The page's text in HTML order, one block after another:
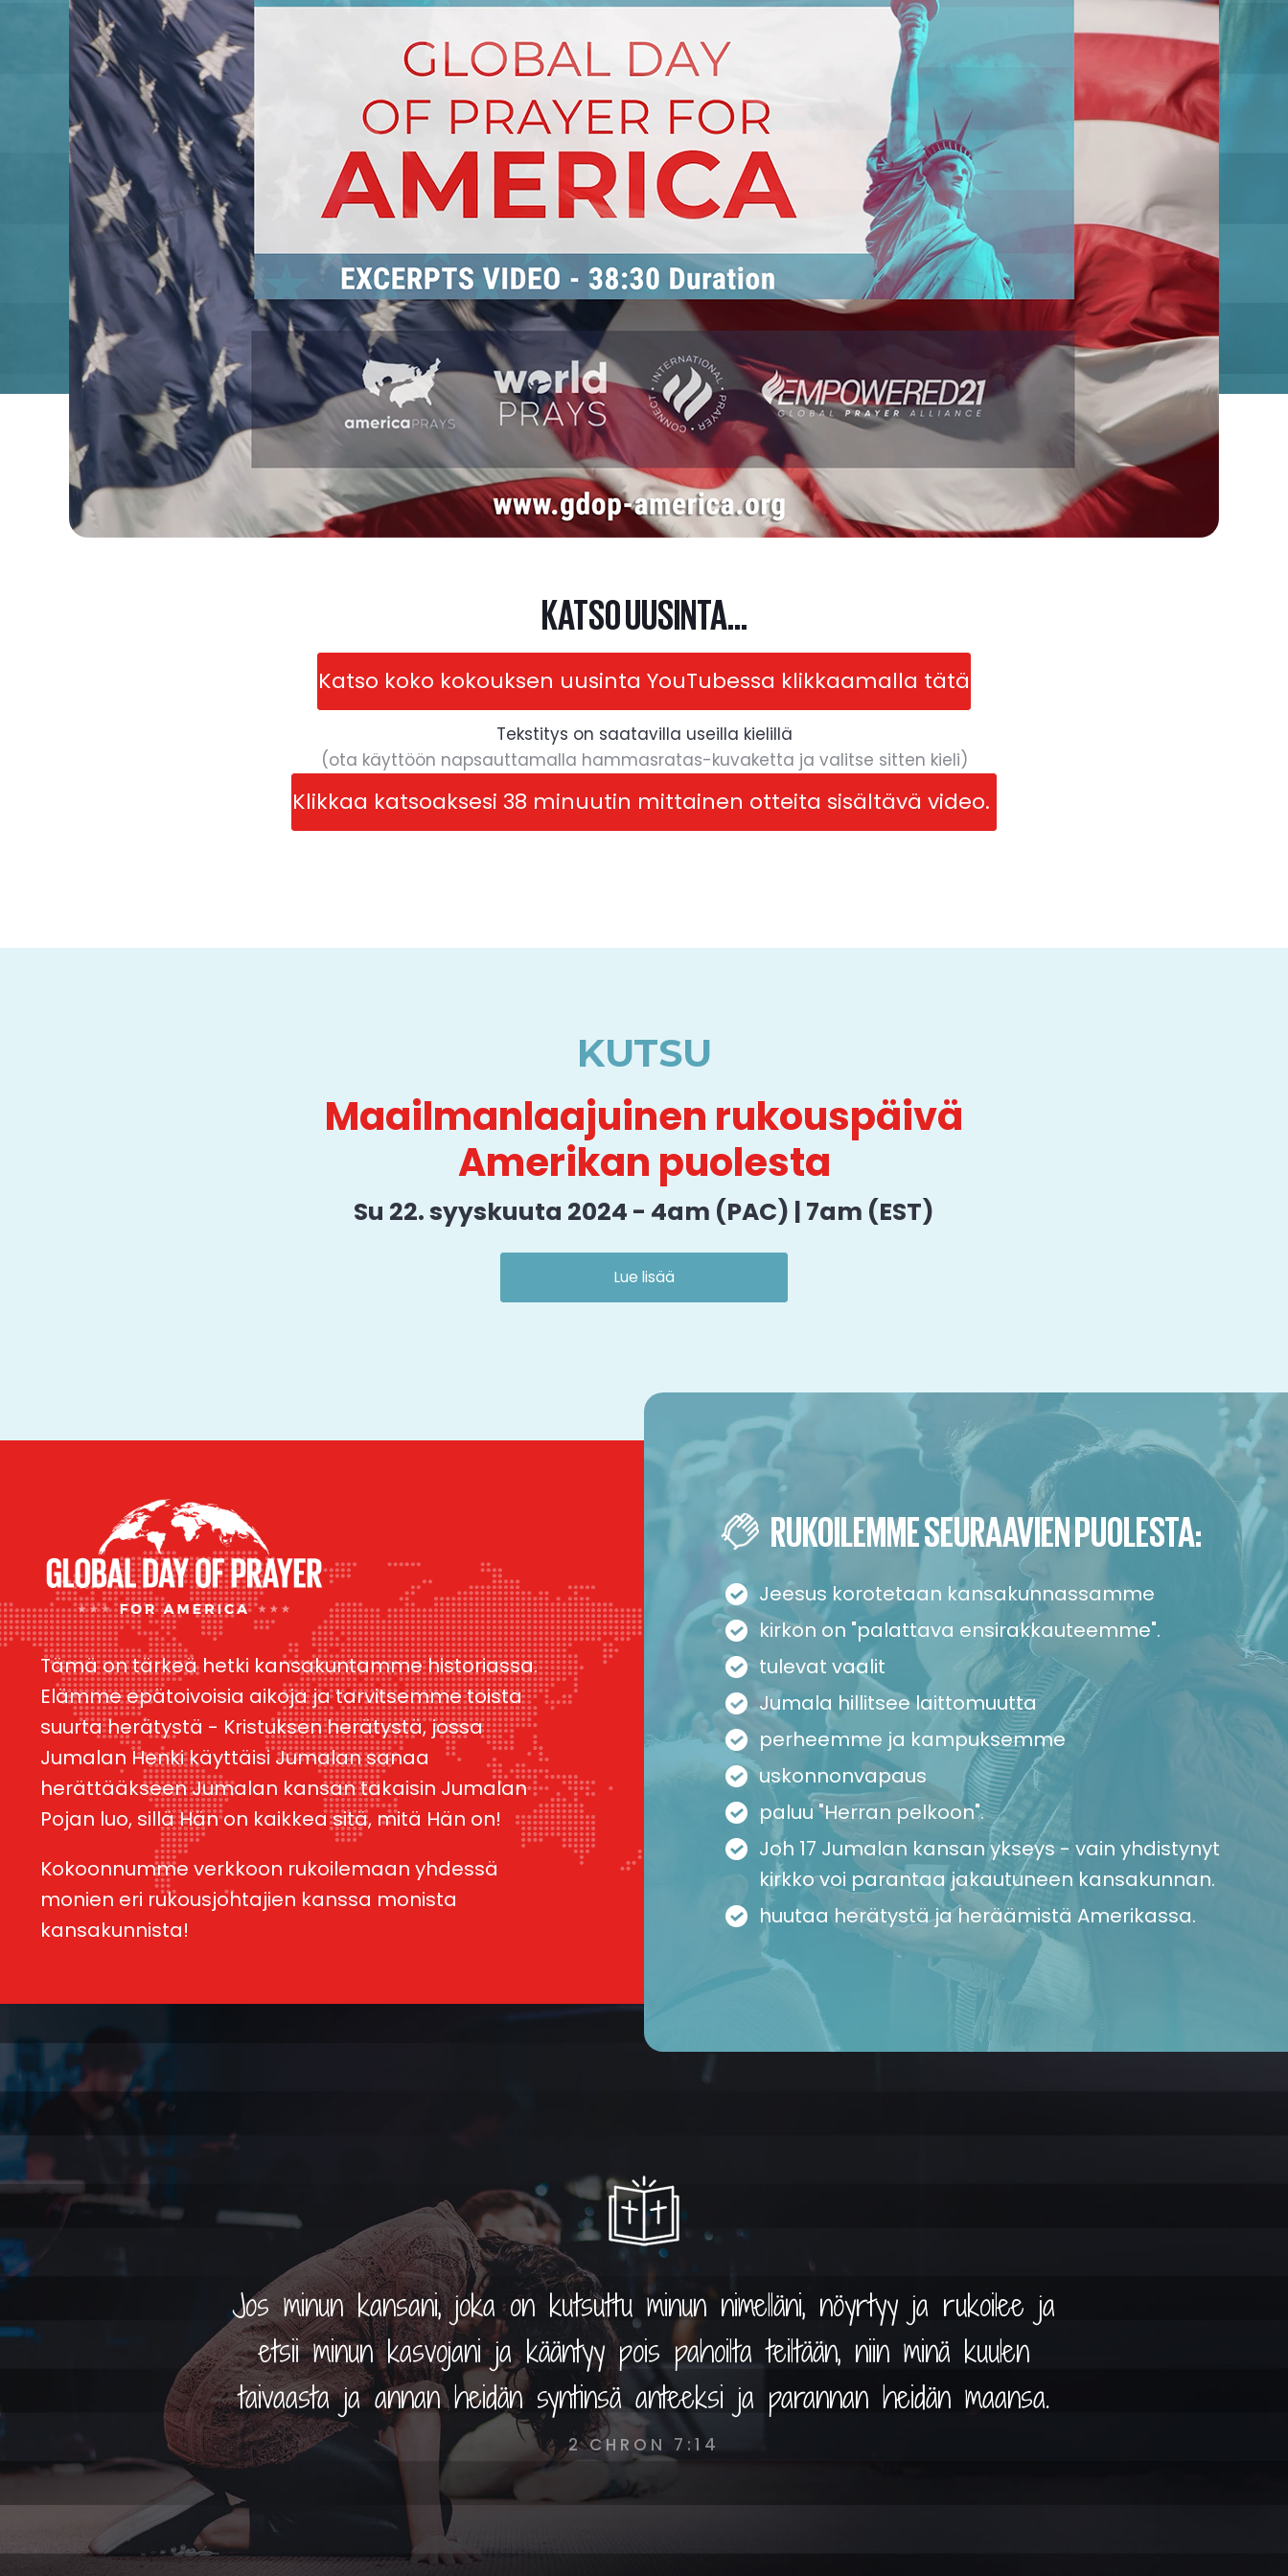
KATSO UUSINTA...
Katso koko kokouksen uusinta YouTubessa klikkaamalla tätä
Tekstitys on saatavilla useilla kielillä
(ota käyttöön napsauttamalla hammasratas-kuvaketta ja valitse sitten kieli)
Klikkaa katsoaksesi 38 minuutin mittainen otteita sisältävä video.
KUTSU
Maailmanlaajuinen rukouspäivä
Amerikan puolesta
Su 22. syyskuuta 2024 - 4am (PAC) | 7am (EST)
Lue lisää
Tämä on tärkeä hetki kansakuntamme historiassa.
Elämme epätoivoisia aikoja ja tarvitsemme toista
suurta herätystä - Kristuksen herätystä, jossa
Jumalan Henki käyttäisi Jumalan sanaa
herättääkseen Jumalan kansan takaisin Jumalan
Pojan luo, sillä Hän on kaikkea sitä, mitä Hän on!
Kokoonnumme verkkoon rukoilemaan yhdessä
monien eri rukousjohtajien kanssa monista
kansakunnista!
RUKOILEMME SEURAAVIEN PUOLESTA:
Jeesus korotetaan kansakunnassamme
kirkon on "palattava ensirakkauteemme".
tulevat vaalit
Jumala hillitsee laittomuutta
perheemme ja kampuksemme
uskonnonvapaus
paluu "Herran pelkoon".
Joh 17 Jumalan kansan ykseys - vain yhdistynyt
kirkko voi parantaa jakautuneen kansakunnan.
huutaa herätystä ja heräämistä Amerikassa.
Jos minun kansani, joka on kutsuttu minun nimelläni, nöyrtyy ja rukoilee ja
etsii minun kasvojani ja kääntyy pois pahoilta teiltään, niin minä kuulen
taivaasta ja annan heidän syntinsä anteeksi ja parannan heidän maansa.
2 CHRON 7:14